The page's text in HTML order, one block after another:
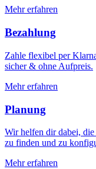
Mehr erfahren
Bezahlung
Zahle flexibel per
sicher & ohne Aufpreis.
Mehr erfahren
Planung
Wir helfen dir dabei,
zu finden und zu
Mehr erfahren